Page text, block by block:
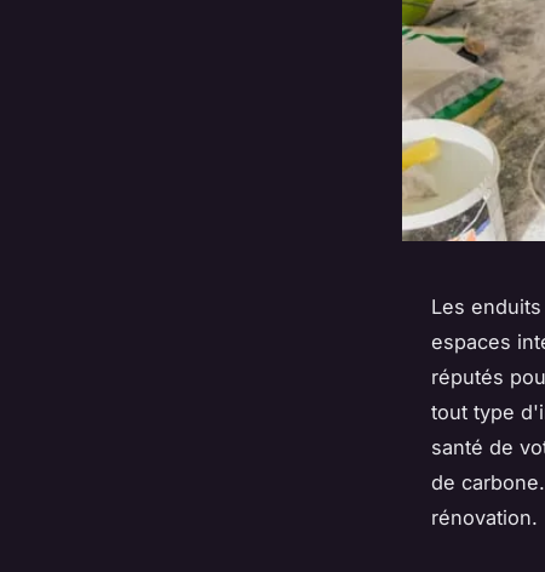
Les
espaces
réputés
tout type
santé de
de
rénovation.